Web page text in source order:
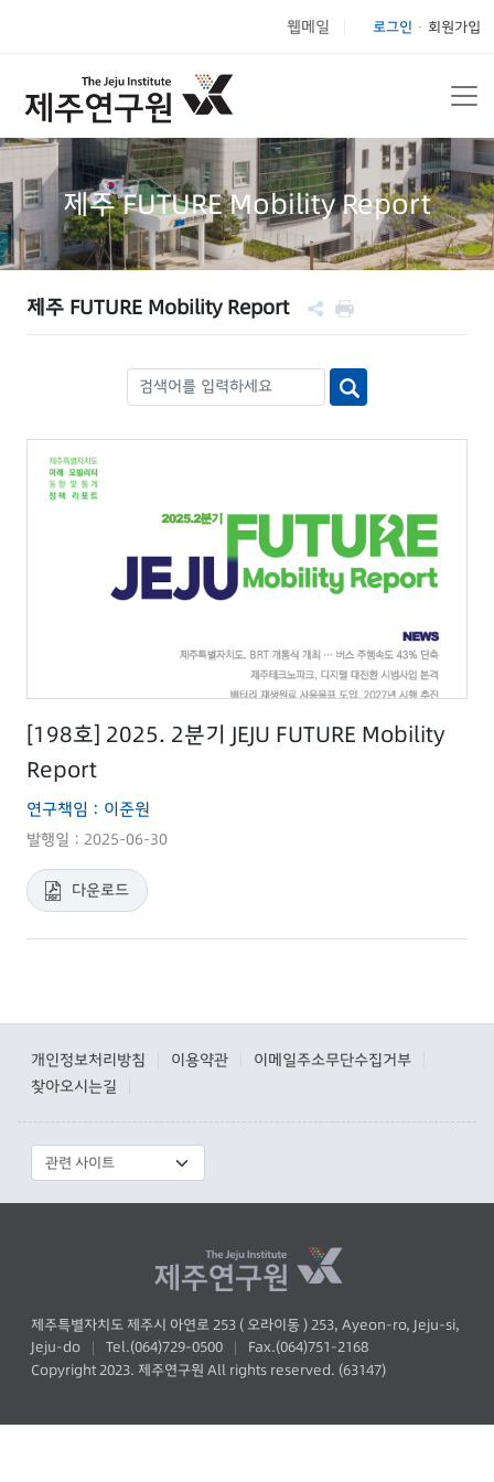
웹메일 로그인 회원가입
제주 FUTURE Mobility Report
제주 FUTURE Mobility Report
[198호] 2025. 2분기 JEJU FUTURE Mobility
Report
연구책임 : 이준원
발행일 : 2025-06-30
다운로드
개인정보처리방침 이용약관 이메일주소무단수집거부
찾아오시는길
제주특별자치도 제주시 아연로 253 ( 오라이동 ) 253, Ayeon-ro, Jeju-si,
Jeju-do
| Tel.(064)729-0500 |
Fax.(064)751-2168
Copyright 2023. 제주연구원 All rights reserved. (63147)